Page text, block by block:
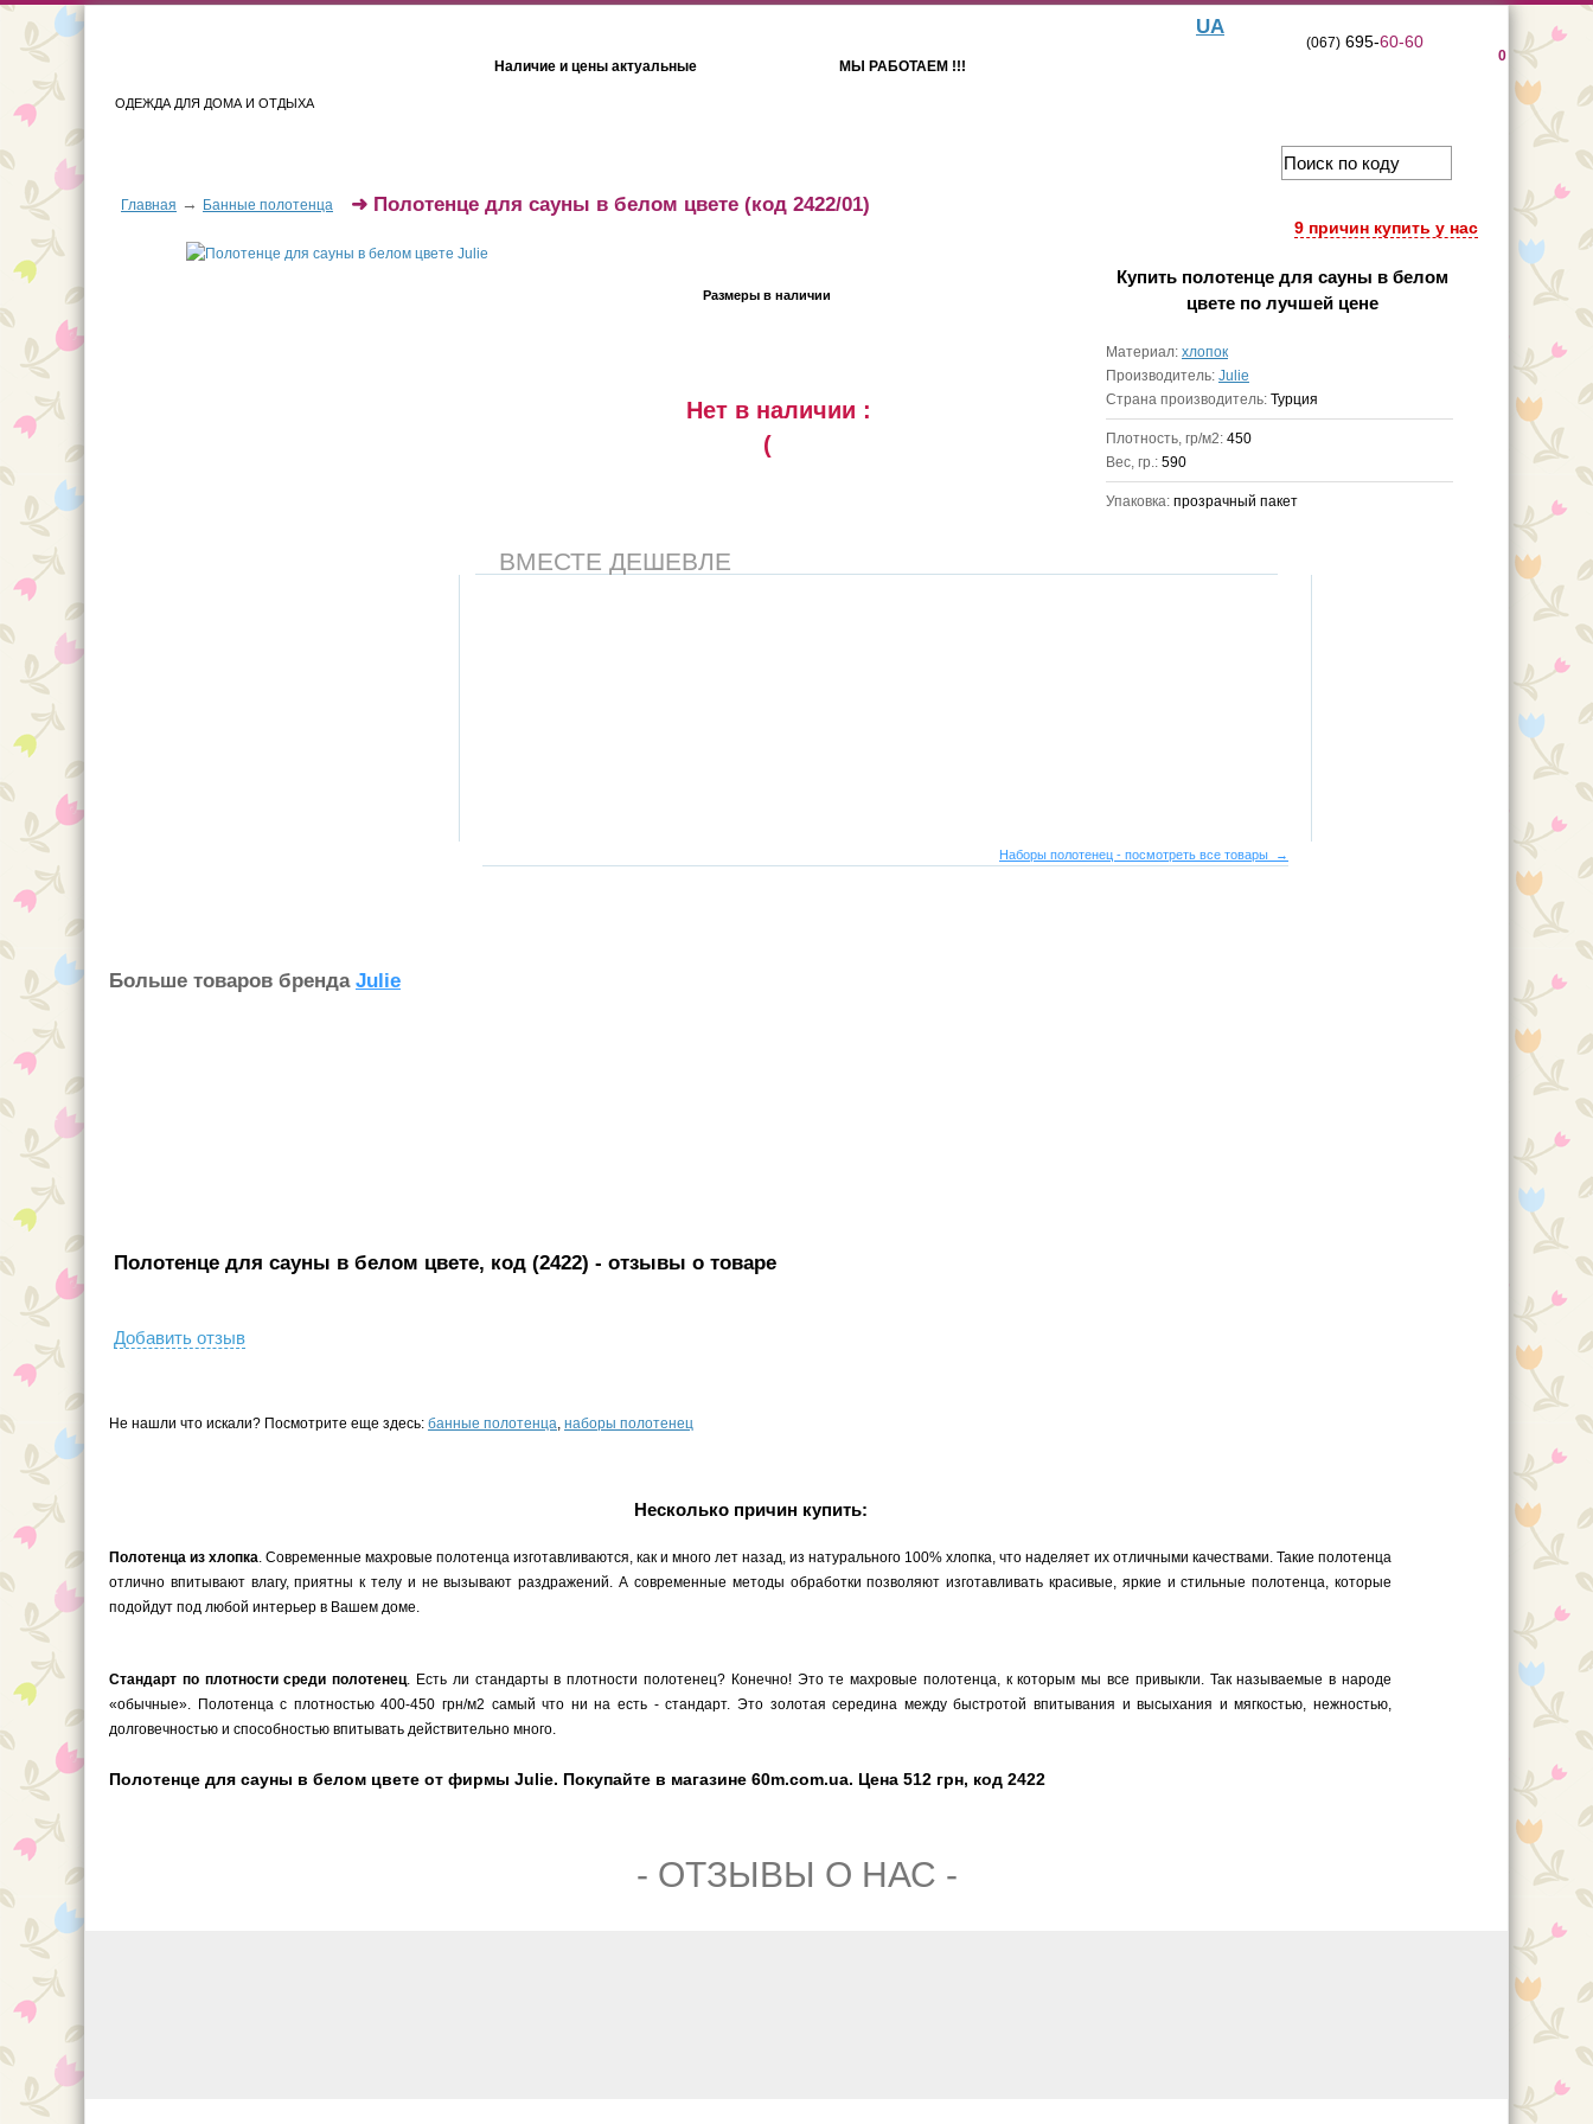
ОДЕЖДА ДЛЯ ДОМА И ОТДЫХА
Наличие и цены актуальные МЫ РАБОТАЕМ !!!
UA
0
(067)695-60-60
Главная → Банные полотенца
9 причин купить у нас
➜ Полотенце для сауны в белом цвете (код 2422/01)
Размеры в наличии
Нет в наличии :
(
Купить полотенце для сауны в белом
цвете по лучшей цене
Материал: хлопок
Производитель: Julie
Страна производитель: Турция
Плотность, гр/м2: 450
Вес, гр.: 590
Упаковка: прозрачный пакет
ВМЕСТЕ ДЕШЕВЛЕ
Наборы полотенец - посмотреть все товары →
Больше товаров бренда Julie
Полотенце для сауны в белом цвете, код (2422) - отзывы о товаре
Добавить отзыв
Не нашли что искали? Посмотрите еще здесь: банные полотенца, наборы полотенец
Несколько причин купить:
Полотенца из хлопка. Современные махровые полотенца изготавливаются, как и много лет назад, из натурального 100% хлопка, что наделяет их отличными качествами. Такие полотенца
отлично впитывают влагу, приятны к телу и не вызывают раздражений. А современные методы обработки позволяют изготавливать красивые, яркие и стильные полотенца, которые
подойдут под любой интерьер в Вашем доме.
Стандарт по плотности среди полотенец. Есть ли стандарты в плотности полотенец? Конечно! Это те махровые полотенца, к которым мы все привыкли. Так называемые в народе
«обычные». Полотенца с плотностью 400-450 грн/м2 самый что ни на есть - стандарт. Это золотая середина между быстротой впитывания и высыхания и мягкостью, нежностью,
долговечностью и способностью впитывать действительно много.
Полотенце для сауны в белом цвете от фирмы Julie. Покупайте в магазине 60m.com.ua. Цена 512 грн, код 2422
- ОТЗЫВЫ О НАС -